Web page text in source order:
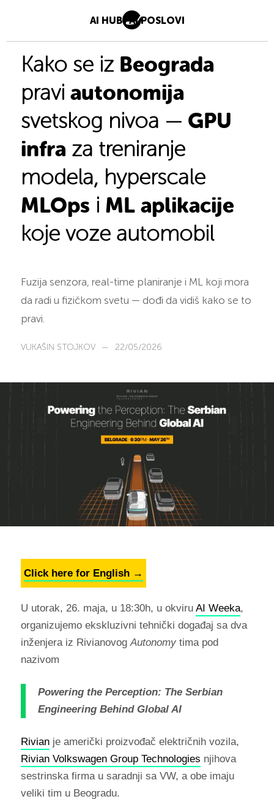
AI HUB AI POSLOVI
Kako se iz Beograda
pravi autonomija
svetskog nivoa — GPU
infra za treniranje
modela, hyperscale
MLOps i ML aplikacije
koje voze automobil
Fuzija senzora, real-time planiranje i ML koji mora
da radi u fizičkom svetu — dođi da vidiš kako se to
pravi.
VUKAŠIN STOJKOV — 22/05/2026
Click here for English →
U utorak, 26. maja, u 18:30h, u okviru AI Weeka,
organizujemo ekskluzivni tehnički događaj sa dva
inženjera iz RivianovogAutonomytima pod
nazivom
Powering the Perception: The Serbian
Engineering Behind Global AI
Rivianje američki proizvođač električnih vozila,
Rivian Volkswagen Group Technologies njihova
sestrinska firma u saradnji sa VW, a obe imaju
veliki tim u Beogradu.